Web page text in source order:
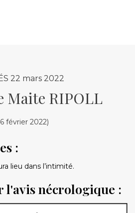
22 mars 2022
Maite RIPOLL
février 2022)
:
lieu dans l’intimité.
l'avis nécrologique :